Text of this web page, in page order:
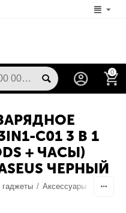
0
C01 3 В 1
+ ЧАСЫ)
ЧЕРНЫЙ
/ Аксессуары Док-